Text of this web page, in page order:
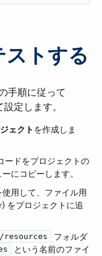
トする
手順に従って
定します。
ェクト​を作成しま
ードをプロジェクトの
ーにコピーします。
使用して、ファイル用
プロジェクトに追
resources
​ フォルダ
​ という名前のファイ